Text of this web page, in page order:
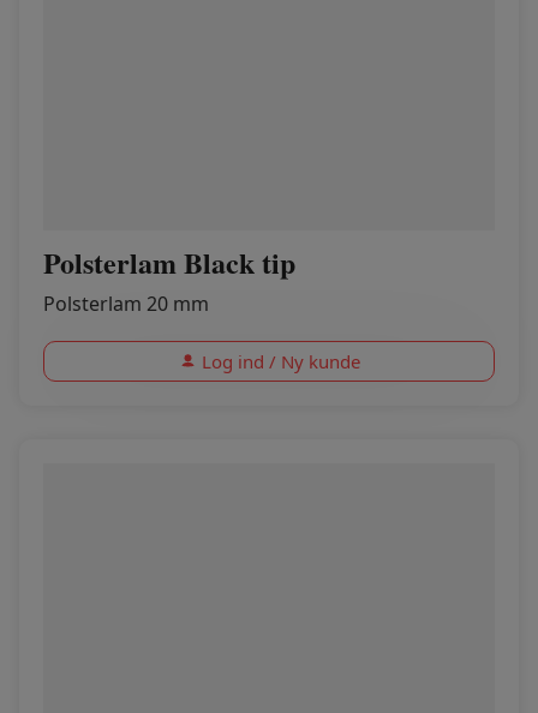
Polsterlam Black tip
Polsterlam 20 mm
Log ind / Ny kunde